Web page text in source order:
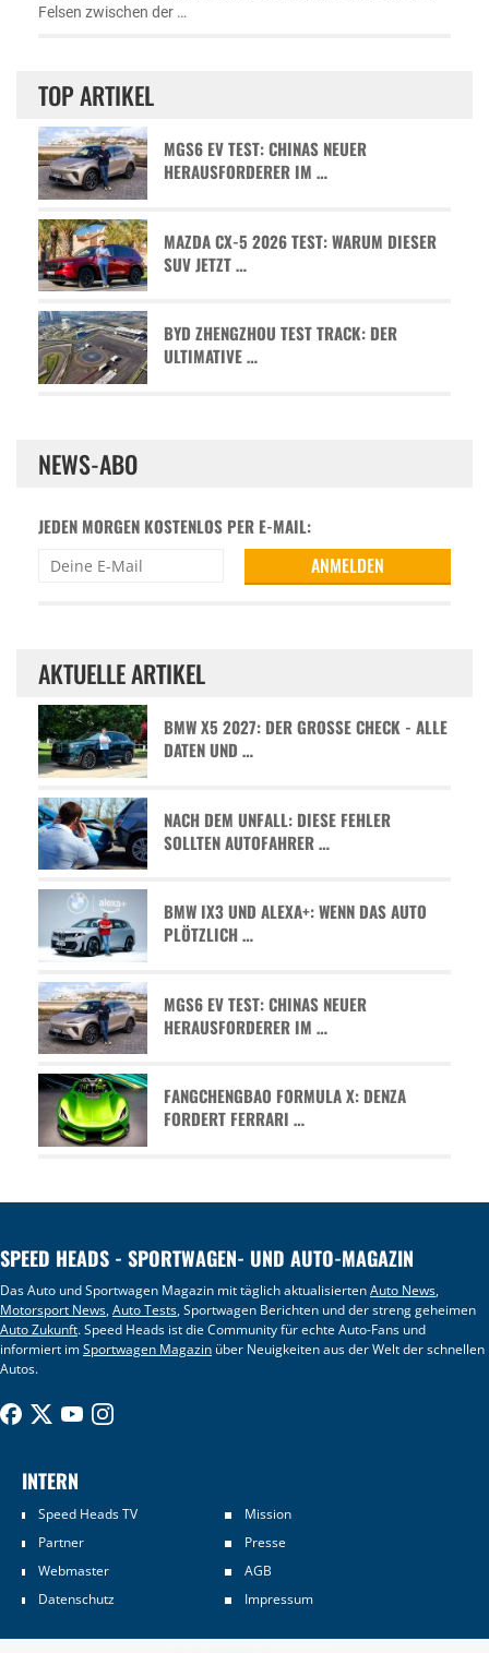
Felsen zwischen der …
TOP ARTIKEL
MGS6 EV TEST: CHINAS NEUER
HERAUSFORDERER IM …
MAZDA CX-5 2026 TEST: WARUM DIESER
SUV JETZT …
BYD ZHENGZHOU TEST TRACK: DER
ULTIMATIVE …
NEWS-ABO
JEDEN MORGEN KOSTENLOS PER E-MAIL:
AKTUELLE ARTIKEL
BMW X5 2027: DER GROSSE CHECK - ALLE D
ATEN UND …
NACH DEM UNFALL: DIESE FEHLER
SOLLTEN AUTOFAHRER …
BMW IX3 UND ALEXA+: WENN DAS AUTO
PLÖTZLICH …
MGS6 EV TEST: CHINAS NEUER
HERAUSFORDERER IM …
FANGCHENGBAO FORMULA X: DENZA
FORDERT FERRARI …
SPEED HEADS - SPORTWAGEN- UND AUTO-MAGAZIN
Das Auto und Sportwagen Magazin mit täglich aktualisiertenAuto News,
Motorsport News,Auto Tests, Sportwagen Berichten und der streng geheimen
Auto Zukunft. Speed Heads ist die Community für echte Auto-Fans und
informiert imSportwagen Magazin über Neuigkeiten aus der Welt der schnellen
Autos.
INTERN
Speed Heads TV
Mission
Partner
Presse
Webmaster
AGB
Datenschutz
Impressum